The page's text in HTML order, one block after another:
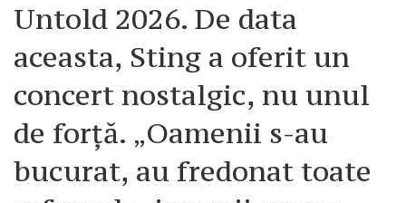
Untold 2026. De data
aceasta, Sting a oferit un
concert nostalgic, nu unul
de forță. „Oamenii s-au
bucurat, au fredonat toate